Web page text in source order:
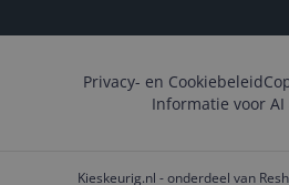
Privacy- en Cookiebeleid
Informatie voor AI
Kieskeurig.nl - onderdeel van